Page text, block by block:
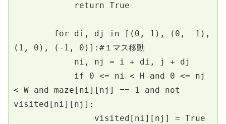
            return True
(1, 0), (-1, 0)]:#１マス移動
            ni, nj = i + di, j + dj
< W and maze[ni][nj] == 1 and not
visited[ni][nj]:
                visited[ni][nj] = True